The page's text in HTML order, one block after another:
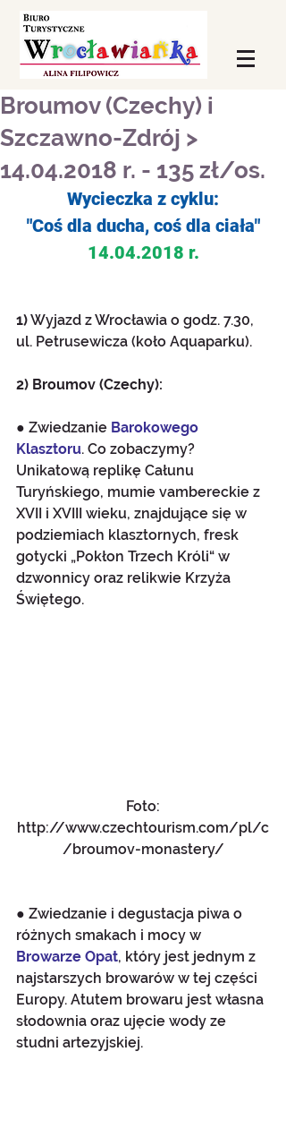
Broumov (Czechy) i
Szczawno-Zdrój >
14.04.2018 r. - 135 zł/os.
Wycieczka z cyklu:
"Coś dla ducha, coś dla ciała"
14.04.2018 r.
1) Wyjazd z Wrocławia o godz. 7.30,
ul. Petrusewicza (koło Aquaparku).
2) Broumov (Czechy):
● Zwiedzanie Barokowego
Klasztoru. Co zobaczymy?
Unikatową replikę Całunu
Turyńskiego, mumie vambereckie z
XVII i XVIII wieku, znajdujące się w
podziemiach klasztornych, fresk
gotycki „Pokłon Trzech Króli“ w
dzwonnicy oraz relikwie Krzyża
Świętego.
http://www.czechtourism.com/pl/c
/broumov-monastery/
● Zwiedzanie i degustacja piwa o
różnych smakach i mocy w
Browarze Opat, który jest jednym z
najstarszych browarów w tej części
Europy. Atutem browaru jest własna
słodownia oraz ujęcie wody ze
studni artezyjskiej.